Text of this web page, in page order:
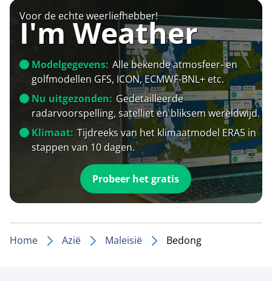
Voor de echte weerliefhebber!
I'm Weather
Modelgegevens: Alle bekende atmosfeer- en
golfmodellen GFS, ICON, ECMWF-BNL+ etc.
Nu uitgezonden: Gedetailleerde
radarvoorspelling, satelliet en bliksem wereldwijd.
Klimaat: Tijdreeks van het klimaatmodel ERA5 in
stappen van 10 dagen.
Probeer het gratis
Home Azië Maleisië Bedong